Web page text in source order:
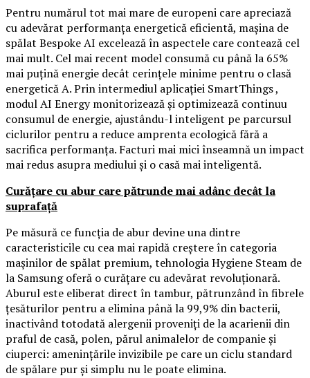
Pentru numărul tot mai mare de europeni care apreciază
cu adevărat performanța energetică eficientă, mașina de
spălat Bespoke AI excelează în aspectele care contează cel
mai mult. Cel mai recent model consumă cu până la 65%
mai puțină energie decât cerințele minime pentru o clasă
energetică A. Prin intermediul aplicației SmartThings ,
modul AI Energy monitorizează și optimizează continuu
consumul de energie, ajustându-l inteligent pe parcursul
ciclurilor pentru a reduce amprenta ecologică fără a
sacrifica performanța. Facturi mai mici înseamnă un impact
mai redus asupra mediului și o casă mai inteligentă.
Curățare cu abur care pătrunde mai adânc decât la
suprafață
Pe măsură ce funcția de abur devine una dintre
caracteristicile cu cea mai rapidă creștere în categoria
mașinilor de spălat premium, tehnologia Hygiene Steam de
la Samsung oferă o curățare cu adevărat revoluționară.
Aburul este eliberat direct în tambur, pătrunzând în fibrele
țesăturilor pentru a elimina până la 99,9% din bacterii,
inactivând totodată alergenii proveniți de la acarienii din
praful de casă, polen, părul animalelor de companie și
ciuperci: amenințările invizibile pe care un ciclu standard
de spălare pur și simplu nu le poate elimina.